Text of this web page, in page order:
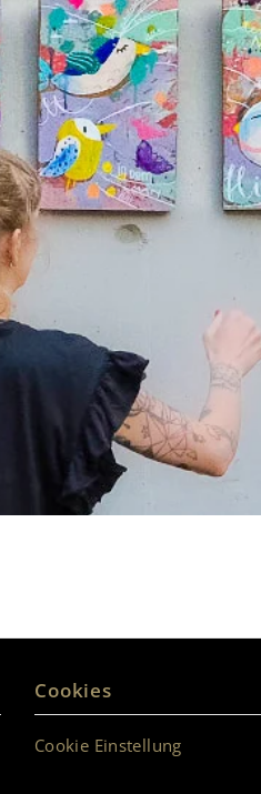
Cookies
Cookie Einstellung